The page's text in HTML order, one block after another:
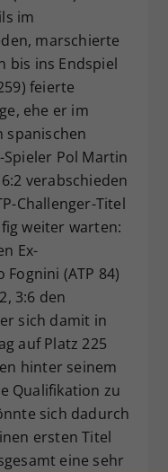
im
marschierte
bis ins Endspiel
feierte
ehe er im
spanischen
Pol Martin
verabschieden
Challenger-Titel
weiter warten:
Ex-
(ATP 84)
3:6 den
sich damit in
auf Platz 225
hinter seinem
Qualifikation zu
sich dadurch
ersten Titel
eine sehr